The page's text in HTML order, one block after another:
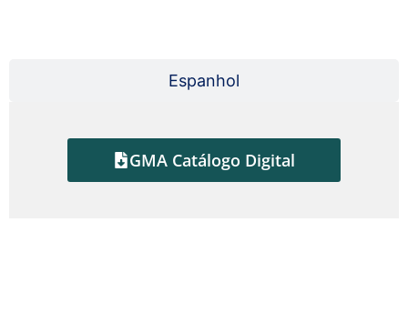
Espanhol
GMA Catálogo Digital